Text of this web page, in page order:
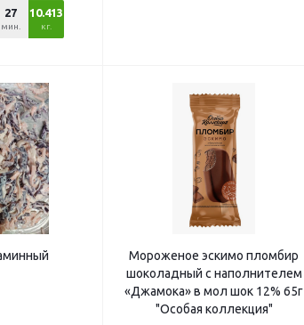
27
мин.
02
сек.
10.413
кг.
Мороженое эскимо пломбир
шоколадный с наполнителем
«Джамока» в мол шок 12% 65г
"Особая коллекция"